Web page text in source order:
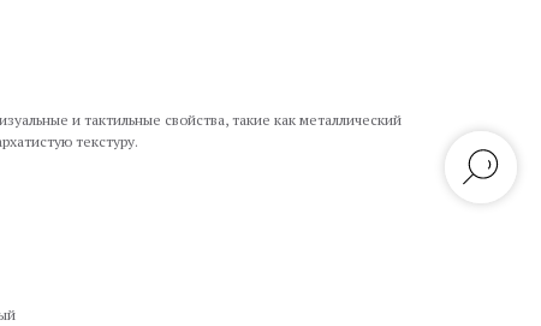
и тактильные свойства, такие как металлический
текстуру.